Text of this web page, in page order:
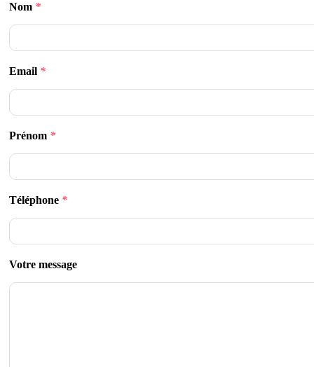
Nom *
Email *
Prénom *
Téléphone *
Votre message